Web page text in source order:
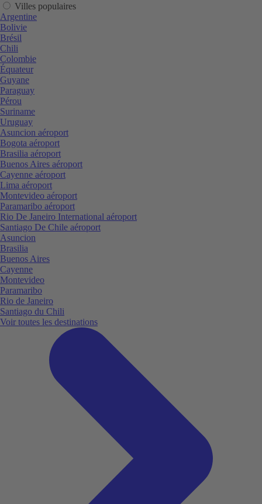
Villes populaires
Argentine
Bolivie
Brésil
Chili
Colombie
Équateur
Guyane
Paraguay
Pérou
Suriname
Uruguay
Asuncion aéroport
Bogota aéroport
Brasilia aéroport
Buenos Aires aéroport
Cayenne aéroport
Lima aéroport
Montevideo aéroport
Paramaribo aéroport
Rio De Janeiro International aéroport
Santiago De Chile aéroport
Asuncion
Brasilia
Buenos Aires
Cayenne
Montevideo
Paramaribo
Rio de Janeiro
Santiago du Chili
Voir toutes les destinations